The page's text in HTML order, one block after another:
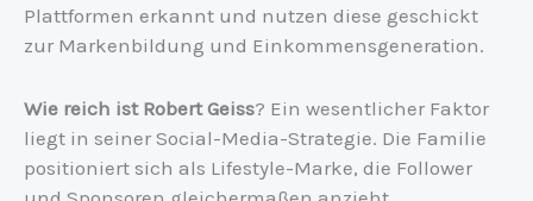
Plattformen erkannt und nutzen diese geschickt
zur Markenbildung und Einkommensgeneration.
Wie reich ist Robert Geiss? Ein wesentlicher Faktor
liegt in seiner Social-Media-Strategie. Die Familie
positioniert sich als Lifestyle-Marke, die Follower